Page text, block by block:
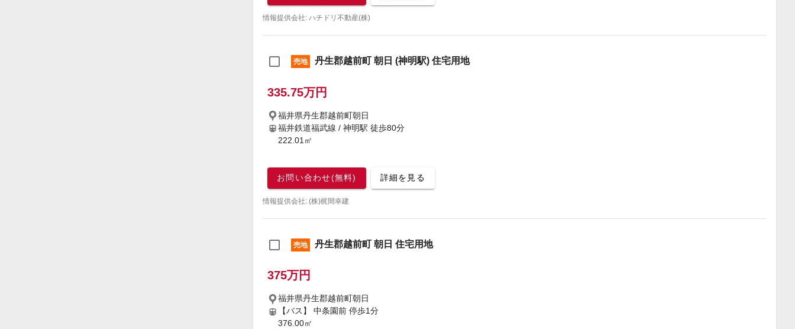
情報提供会社: ハチドリ不動産(株)
売地 丹生郡越前町 朝日 (神明駅) 住宅用地
335.75万円
福井県丹生郡越前町朝日
福井鉄道福武線 / 神明駅 徒歩80分
222.01㎡
お問い合わせ(無料) 詳細を見る
情報提供会社: (株)梶間幸建
売地 丹生郡越前町 朝日 住宅用地
375万円
福井県丹生郡越前町朝日
【バス】 中条園前 停歩1分
376.00㎡